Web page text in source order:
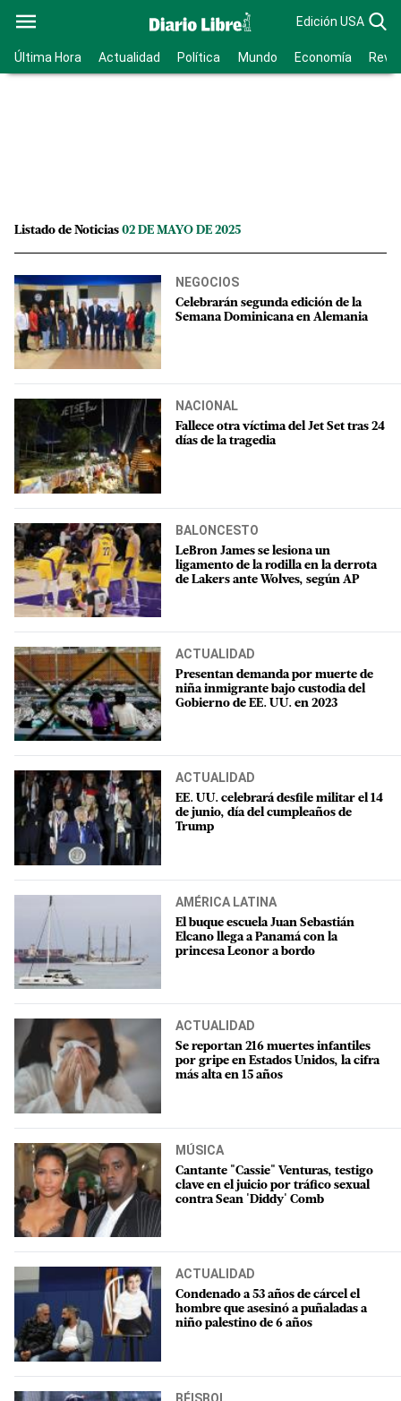
Edición USA
Última Hora Actualidad Política Mundo Economía
Listado de Noticias 02 DE MAYO DE 2025
NEGOCIOS
Celebrarán segunda edición de la
Semana Dominicana en Alemania
NACIONAL
Fallece otra víctima del Jet Set tras 24
días de la tragedia
BALONCESTO
LeBron James se lesiona un
ligamento de la rodilla en la derrota
de Lakers ante Wolves, según AP
ACTUALIDAD
Presentan demanda por muerte de
niña inmigrante bajo custodia del
Gobierno de EE. UU. en 2023
ACTUALIDAD
EE. UU. celebrará desfile militar el 14
de junio, día del cumpleaños de
Trump
AMÉRICA LATINA
El buque escuela Juan Sebastián
Elcano llega a Panamá con la
princesa Leonor a bordo
ACTUALIDAD
Se reportan 216 muertes infantiles
por gripe en Estados Unidos, la cifra
más alta en 15 años
MÚSICA
Cantante "Cassie" Venturas, testigo
clave en el juicio por tráfico sexual
contra Sean 'Diddy' Comb
ACTUALIDAD
Condenado a 53 años de cárcel el
hombre que asesinó a puñaladas a
niño palestino de 6 años
BÉISBOL